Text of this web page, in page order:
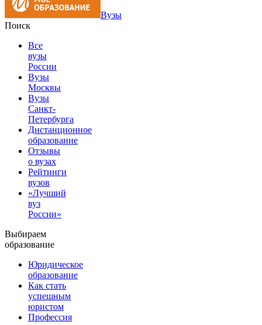
Вузы
Поиск
Все
вузы
России
Вузы
Москвы
Вузы
Санкт-
Петербурга
Дистанционное
образование
Отзывы
о вузах
Рейтинги
вузов
«Лучший
вуз
России»
Выбираем
образование
Юридическое
образование
Как стать
успешным
юристом
Профессия